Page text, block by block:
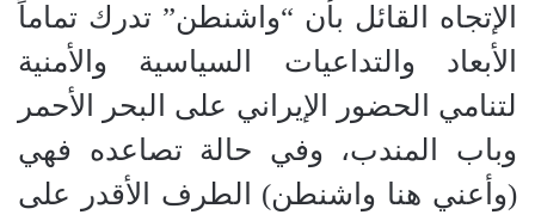
الإتجاه القائل بأن “واشنطن” تدرك تماماً
الأبعاد والتداعيات السياسية والأمنية
لتنامي الحضور الإيراني على البحر الأحمر
وباب المندب، وفي حالة تصاعده فهي
(وأعني هنا واشنطن) الطرف الأقدر على